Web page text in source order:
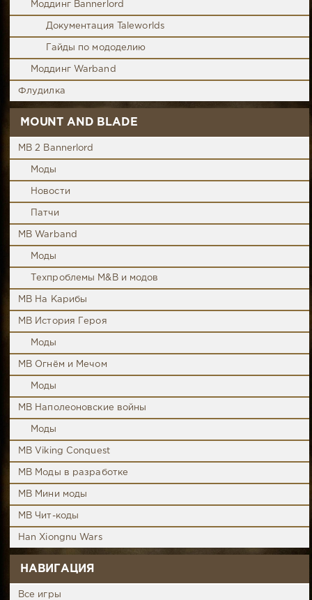
Моддинг Bannerlord
Документация Taleworlds
Гайды по мододелию
Моддинг Warband
Флудилка
MOUNT AND BLADE
MB 2 Bannerlord
Моды
Новости
Патчи
MB Warband
Моды
Техпроблемы M&B и модов
MB На Карибы
MB История Героя
Моды
MB Огнём и Мечом
Моды
MB Наполеоновские войны
Моды
MB Viking Conquest
MB Моды в разработке
MB Мини моды
MB Чит-коды
Han Xiongnu Wars
НАВИГАЦИЯ
Все игры